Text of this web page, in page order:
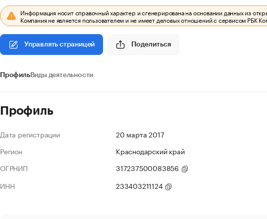
Информация носит справочный характер и сгенерирована на основании данных из
Компания не является пользователем и не имеет деловых отношений с сервисом РБК
Управлять страницей Поделиться
ПрофильВиды деятельности
Профиль
Дата регистрации
20 марта 2017
Регион
Краснодарский край
ОГРНИП
317237500083856
ИНН
233403211124